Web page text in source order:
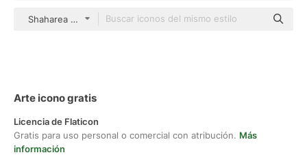
Shaharea outline
Arte icono gratis
Licencia de Flaticon
Gratis para uso personal o comercial con atribución. Más
información